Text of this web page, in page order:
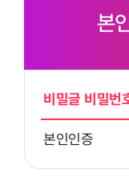
본
비밀글 비밀번
본인인증